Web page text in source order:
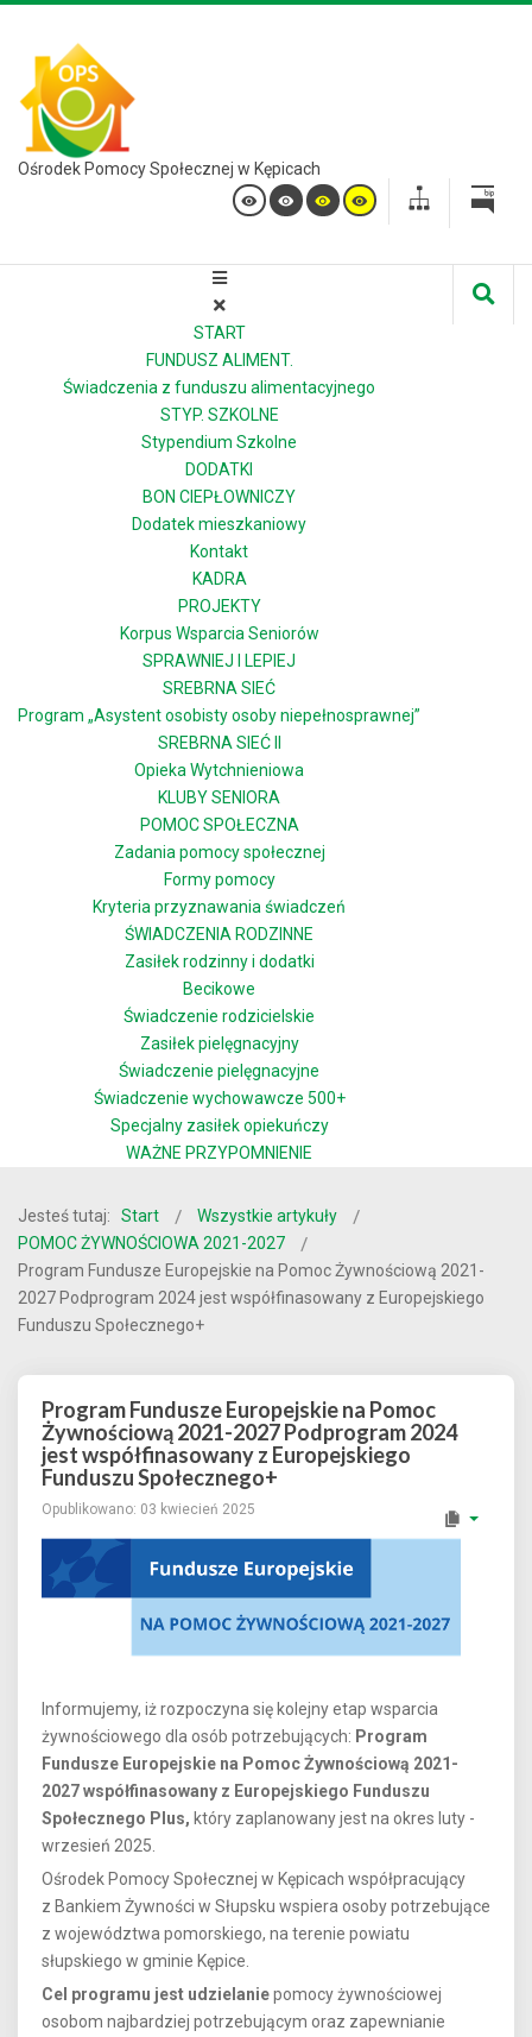
Ośrodek Pomocy Społecznej w Kępicach
START
FUNDUSZ ALIMENT.
Świadczenia z funduszu alimentacyjnego
STYP. SZKOLNE
Stypendium Szkolne
DODATKI
BON CIEPŁOWNICZY
Dodatek mieszkaniowy
Kontakt
KADRA
PROJEKTY
Korpus Wsparcia Seniorów
SPRAWNIEJ I LEPIEJ
SREBRNA SIEĆ
Program „Asystent osobisty osoby niepełnosprawnej”
SREBRNA SIEĆ II
Opieka Wytchnieniowa
KLUBY SENIORA
POMOC SPOŁECZNA
Zadania pomocy społecznej
Formy pomocy
Kryteria przyznawania świadczeń
ŚWIADCZENIA RODZINNE
Zasiłek rodzinny i dodatki
Becikowe
Świadczenie rodzicielskie
Zasiłek pielęgnacyjny
Świadczenie pielęgnacyjne
Świadczenie wychowawcze 500+
Specjalny zasiłek opiekuńczy
WAŻNE PRZYPOMNIENIE
Jesteś tutaj: Start
Wszystkie artykuły
POMOC ŻYWNOŚCIOWA 2021-2027
Program Fundusze Europejskie na Pomoc Żywnościową 2021-
2027 Podprogram 2024 jest współfinasowany z Europejskiego
Funduszu Społecznego+
Program Fundusze Europejskie na Pomoc
Żywnościową 2021-2027 Podprogram 2024
jest współfinasowany z Europejskiego
Funduszu Społecznego+
Opublikowano: 03 kwiecień 2025
Informujemy, iż rozpoczyna się kolejny etap wsparcia
żywnościowego dla osób potrzebujących: Program
Fundusze Europejskie na Pomoc Żywnościową 2021-
2027 współfinasowany z Europejskiego Funduszu
Społecznego Plus, który zaplanowany jest na okres luty -
wrzesień 2025.
Ośrodek Pomocy Społecznej w Kępicach współpracujący
z Bankiem Żywności w Słupsku wspiera osoby potrzebujące
z województwa pomorskiego, na terenie powiatu
słupskiego w gminie Kępice.
Cel programu jest udzielaniepomocy żywnościowej
osobom najbardziej potrzebującym oraz zapewnianie